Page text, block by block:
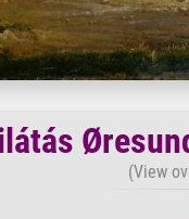
(View